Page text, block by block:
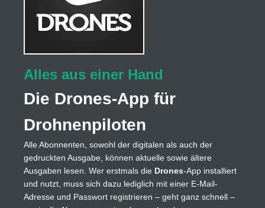
Alles aus einer Hand
Die Drones-App für
Drohnenpiloten
Alle Abonnenten, sowohl der digitalen als auch der
gedruckten Ausgabe, können aktuelle sowie ältere
Ausgaben lesen. Wer erstmals die Drones-App installiert
und nutzt, muss sich dazu lediglich mit einer E-Mail-
Adresse und Passwort registrieren – geht ganz schnell –